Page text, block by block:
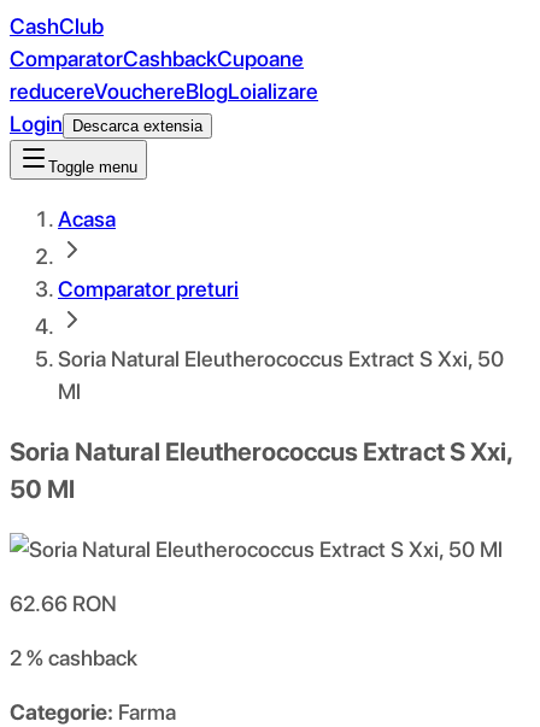
CashClub
ComparatorCashbackCupoane
reducereVouchereBlogLoializare
Login
Descarca extensia
Toggle menu
Acasa
Comparator preturi
Soria Natural Eleutherococcus Extract S Xxi, 50
Ml
Soria Natural Eleutherococcus Extract S Xxi,
50 Ml
62.66 RON
2 %cashback
Categorie: Farma